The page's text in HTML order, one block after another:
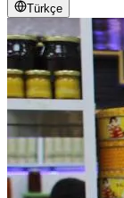
Türkçe